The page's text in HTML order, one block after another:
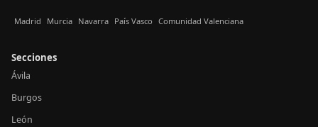
Madrid Murcia Navarra País Vasco Comunidad Valenciana
Secciones
Ávila
Burgos
León